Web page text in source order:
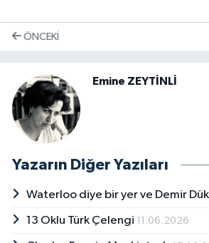
ÖNCEKI
Emine ZEYTİNLİ
Yazarın Diğer Yazıları
Waterloo diye bir yer ve Demir Dük
13 Oklu Türk Çelengi 11.06.2026